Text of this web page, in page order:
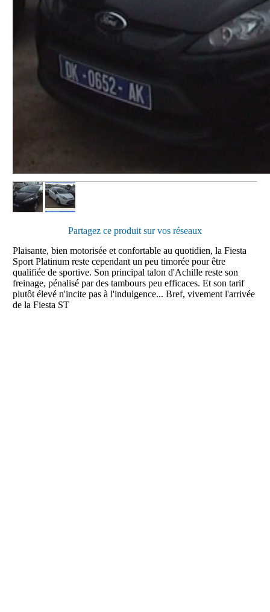
Partagez ce produit sur vos réseaux
Plaisante, bien motorisée et confortable au quotidien, la Fiesta
Sport Platinum reste cependant un peu timorée pour être
qualifiée de sportive. Son principal talon d'Achille reste son
freinage, pénalisé par des tambours peu efficaces. Et son tarif
plutôt élevé n'incite pas à l'indulgence... Bref, vivement l'arrivée
de la Fiesta ST